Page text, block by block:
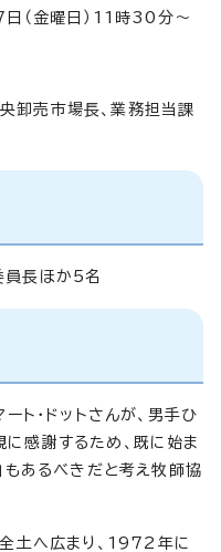
（金曜日）11時30分～
卸売市場長、業務担当課
員長ほか5名
ト・ドットさんが、男手ひ
感謝するため、既に始ま
もあるべきだと考え牧師協
全土へ広まり、1972年に